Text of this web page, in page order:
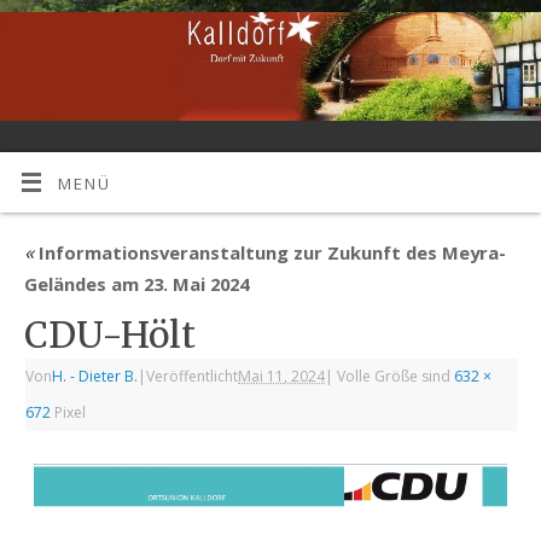
MENÜ
«Informationsveranstaltung zur Zukunft des Meyra-
Geländes am 23. Mai 2024
CDU-Hölt
VonH. - Dieter B. |VeröffentlichtMai 11, 2024| Volle Größe sind 632 ×
672 Pixel